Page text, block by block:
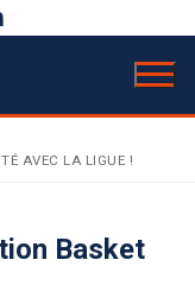
AVEC LA LIGUE !
Basket